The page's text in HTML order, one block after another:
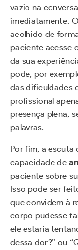
vazio na
imediatamente.
acolhido de
paciente acesse
da sua
pode, por
das dificuldades
profissional
presença plena,
palavras.
Por fim, a escuta
capacidade de
paciente sobre
Isso pode ser
que convidem à
corpo pudesse
ele estaria
dessa dor?” ou